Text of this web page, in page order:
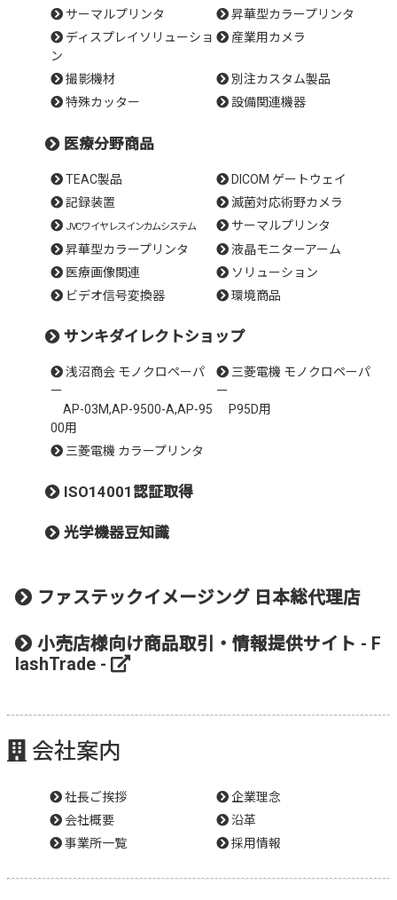
サーマルプリンタ
昇華型カラープリンタ
ディスプレイソリューショ
ン
産業用カメラ
撮影機材
別注カスタム製品
特殊カッター
設備関連機器
医療分野商品
TEAC製品
DICOM ゲートウェイ
記録装置
滅菌対応術野カメラ
JVCワイヤレスインカムシステム
サーマルプリンタ
昇華型カラープリンタ
液晶モニターアーム
医療画像関連
ソリューション
ビデオ信号変換器
環境商品
サンキダイレクトショップ
浅沼商会 モノクロペーパ
ー
AP-03M,AP-9500-A,AP-95
00用
三菱電機 モノクロペーパ
ー
P95D用
三菱電機 カラープリンタ
ISO14001認証取得
光学機器豆知識
ファステックイメージング 日本総代理店
小売店様向け商品取引・情報提供サイト - F
lashTrade -
会社案内
社長ご挨拶
企業理念
会社概要
沿革
事業所一覧
採用情報